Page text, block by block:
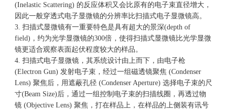
(Inelastic Scattering) 的反应体积又会比原有的电子束直径增大，
因此一般穿透式电子显微镜的分辨率比扫描式电子显微镜高。
3. 扫描式显微镜有一重要特色是具有超大的景深(depth of
field)，约为光学显微镜的300倍，使得扫描式显微镜比光学显微
镜更适合观察表面起伏程度较大的样品。
4. 扫描式电子显微镜，其系统设计由上而下，由电子枪
(Electron Gun) 发射电子束，经过一组磁透镜聚焦 (Condenser
Lens) 聚焦后，用遮蔽孔径 (Condenser Aperture) 选择电子束的尺
寸(Beam Size)后，通过一组控制电子束的扫描线圈，再透过物
镜 (Objective Lens) 聚焦，打在样品上，在样品的上侧装有讯号